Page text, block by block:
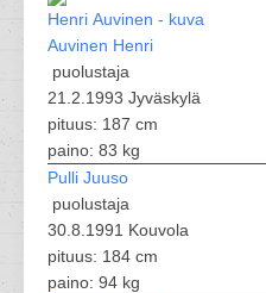
Auvinen Henri
puolustaja
21.2.1993 Jyväskylä
pituus: 187 cm
paino: 83 kg
Pulli Juuso
puolustaja
30.8.1991 Kouvola
pituus: 184 cm
paino: 94 kg